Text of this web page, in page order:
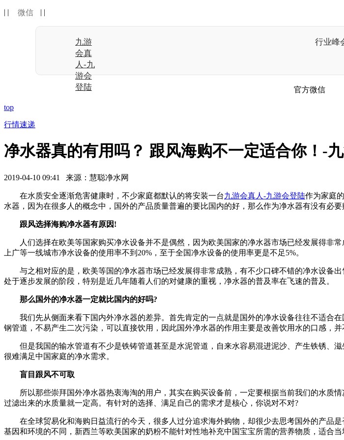
| | 微信 | |
九游
会真
人-九
游会
登陆
行业峰
官方微信
top
行情速递
净水器真的有用吗？ 跟风海购不一定适合你！-
2019-04-10 09:41 来源：慧聪净水网
在水质安全逐渐危害健康时，不少家庭都默认的将安装一台九游会真人-九游会登陆作为家庭
水器，因为在很多人的概念中，国外的产品质量普遍的要比国内的好，那么作为净水器有没有必
跟风选择海购净水器有原因!
人们选择在欧美等国家购买净水设备并不是偶然，因为欧美国家的净水器市场已经发展得非常
上广等一线城市净水设备的使用率不到20%，至于全国净水设备的使用率更是不足5%。
与之相对应的是，欧美等国的净水器市场已经发展得非常成熟，有不少口碑不错的净水设备
处于逐步发展的阶段，特别是近几年随着人们的对健康的重视，净水器的普及率在飞速的普及。
那么国外的净水器一定就比国内的好吗?
我们先从侧面来看下国内外净水器的差异。首先肯定的一点就是国外的净水设备往往不适合
钢管道，不易产生二次污染，可以直接饮用，因此国外净水器的作用主要是改善饮用水的口感，并
但是我国的输水管道有不少是铁铸管道甚至是水泥管道，自来水容易混进泥沙、产生铁锈、
很难满足中国家庭的净水需求。
盲目跟风不可取
所以那些崇拜国外净水器热衷海淘的用户，其实在购买设备前，一定要根据当前我们的水质情
过滤出来的水质量就一定高。有针对的选择、满足自己的需求才是核心，你说对不对?
在全球贸易化和海购日益流行的今天，很多人过分追求海外购物，却很少去思考国外的产品
基因和环境的不同，新西兰等欧美国家的奶粉不能针对性地补充中国宝宝所需的营养物质，适合当